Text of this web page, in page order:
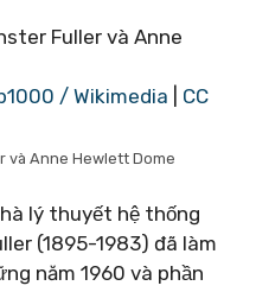
/ Wikimedia
CC
và Anne Hewlett Dome
lý thuyết hệ thống
(1895-1983) đã làm
năm 1960 và phần